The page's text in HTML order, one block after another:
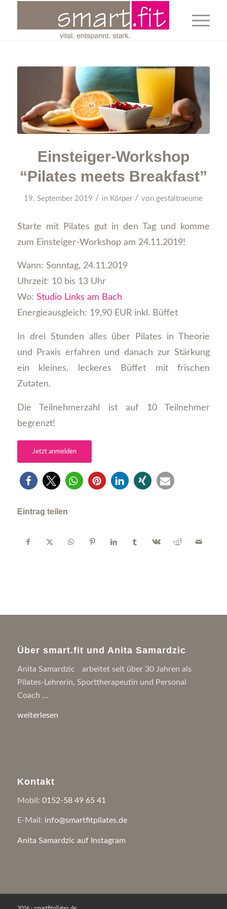
Einsteiger-Workshop
“Pilates meets Breakfast”
19. September 2019 / in Körper / von gestaltraeume
Starte mit Pilates gut in den Tag und komme
zum Einsteiger-Workshop am 24.11.2019!
Wann: Sonntag, 24.11.2019
Uhrzeit: 10 bis 13 Uhr
Wo: Studio Links am Bach
Energieausgleich: 19,90 EUR inkl. Büffet
In drei Stunden alles über Pilates in Theorie
und Praxis erfahren und danach zur Stärkung
ein kleines, leckeres Büffet mit frischen
Zutaten.
Die Teilnehmerzahl ist auf 10 Teilnehmer
begrenzt!
Jetzt anmelden
Eintrag teilen
Über smart.fit und Anita Samardzic
Anita Samardzic arbeitet seit über 30 Jahren als
Pilates-Lehrerin, Sporttherapeutin und Personal
Coach ...
weiterlesen
Kontakt
Mobil: 0152-58 49 65 41
E-Mail: info@smartfitpilates.de
Anita Samardzic auf Instagram